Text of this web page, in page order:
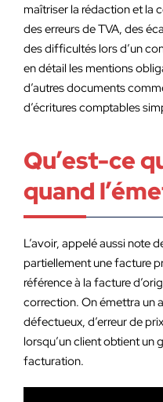
maîtriser la rédaction et la
des erreurs de TVA, des
des difficultés lors d’un
en détail les mentions
d’autres documents
d’écritures comptables
Qu’est-ce
quand
L’avoir, appelé aussi note
partiellement une facture
référence à la facture
correction. On émettra un
défectueux, d’erreur de
lorsqu’un client obtient un
facturation.